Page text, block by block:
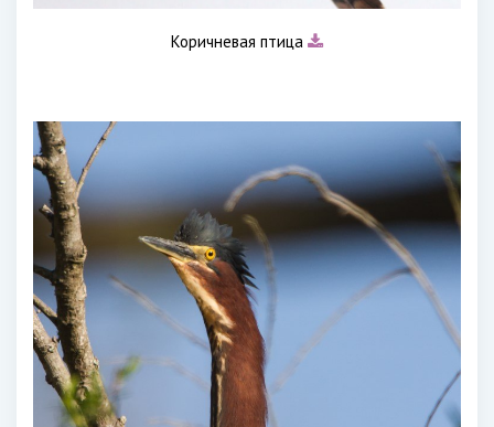
Коричневая птица